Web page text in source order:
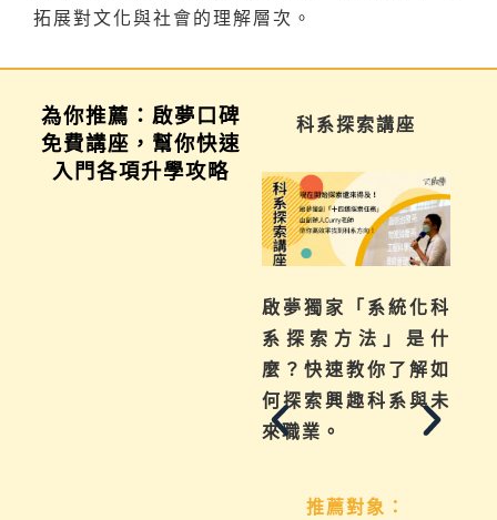
拓展對文化與社會的理解層次。
為你推薦：啟夢口碑
免費講座，幫你快速
入門各項升學攻略
學習歷程說明會 科系探索講座
啟夢獨家「系統化科
系探索方法」是什
麼？快速教你了解如
何探索興趣科系與未
來職業。
推薦對象：